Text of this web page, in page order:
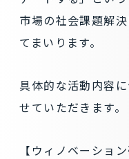
市場の社会課題解
てまいります。
具体的な活動内容
せていただきます。
【ウィノベーショ